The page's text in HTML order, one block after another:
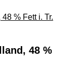
48 %